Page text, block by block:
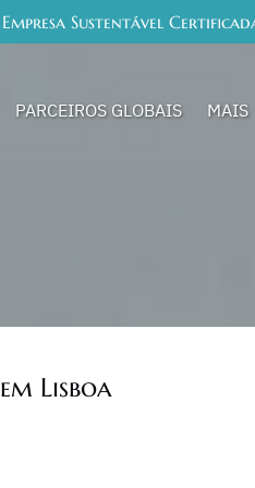
Sustentável
PARCEIROS GLOBAIS MAIS
Lisboa